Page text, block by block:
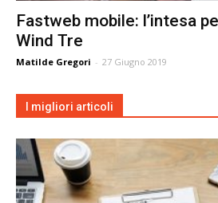
Fastweb mobile: l’intesa
Wind Tre
Matilde Gregori - 27 Giugno 2019
I migliori articoli